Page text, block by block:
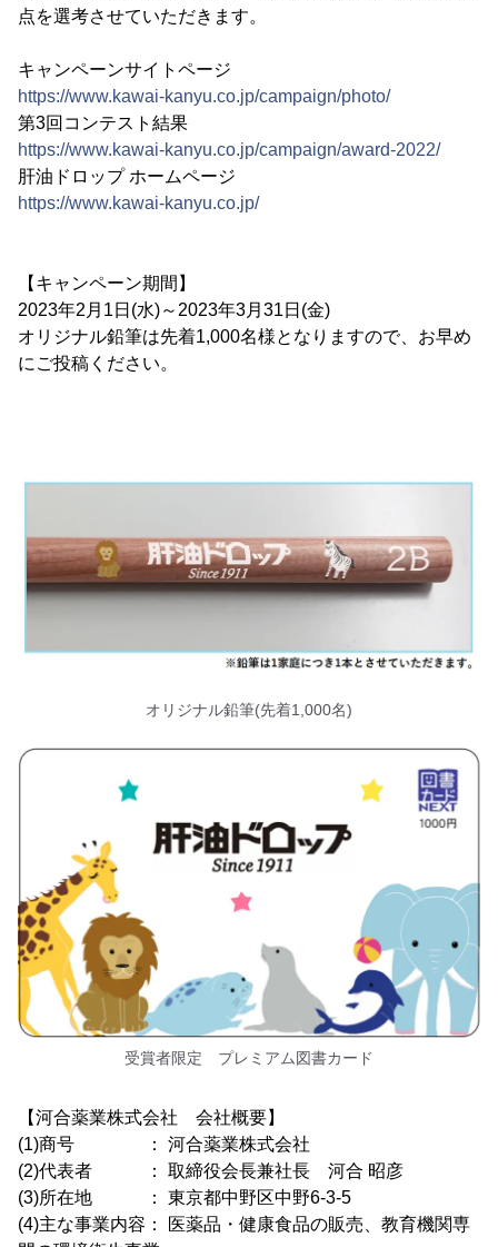
点を選考させていただきます。
キャンペーンサイトページ
https://www.kawai-kanyu.co.jp/campaign/photo/
第3回コンテスト結果
https://www.kawai-kanyu.co.jp/campaign/award-2022/
肝油ドロップ ホームページ
https://www.kawai-kanyu.co.jp/
【キャンペーン期間】
2023年2月1日(水)～2023年3月31日(金)
オリジナル鉛筆は先着1,000名様となりますので、お早め
にご投稿ください。
オリジナル鉛筆(先着1,000名)
受賞者限定 プレミアム図書カード
【河合薬業株式会社 会社概要】
(1)商号 ： 河合薬業株式会社
(2)代表者 ： 取締役会長兼社長 河合 昭彦
(3)所在地 ： 東京都中野区中野6-3-5
(4)主な事業内容： 医薬品・健康食品の販売、教育機関専